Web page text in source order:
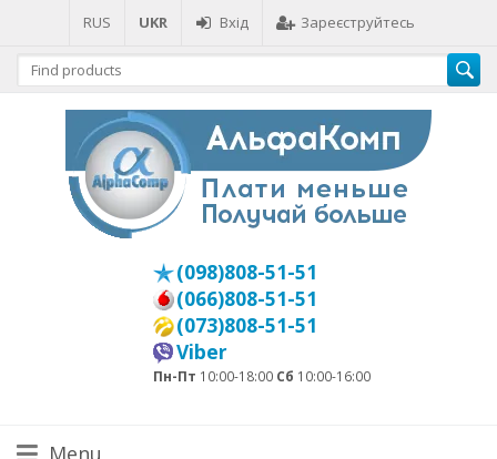
RUS UKR Вхід Зареєструйтесь
(098)808-51-51
(066)808-51-51
(073)808-51-51
Viber
Пн-Пт 10:00-18:00 Сб 10:00-16:00
Menu